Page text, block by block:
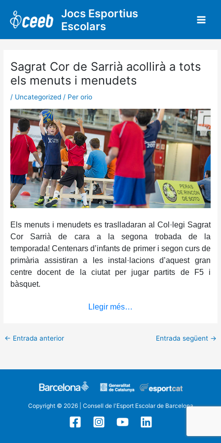
contingut
Jocs Esportius
Escolars
Sagrat Cor de Sarrià acollirà a tots
els menuts i menudets
/ Uncategorized / Per orio
Els menuts i menudets es traslladaran al Col·legi Sagrat
Cor Sarrià de cara a la segona trobada de la
temporada! Centenars d’infants de primer i segon curs de
primària assistiran a les instal·lacions d’aquest gran
centre docent de la ciutat per jugar partits de F5 i
bàsquet.
Llegir més…
← Entrada anterior Entrada següent →
Copyright © 2026 | Consell de l'Esport Escolar de Barcelona